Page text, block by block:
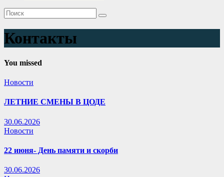
Контакты
You missed
Новости
ЛЕТНИЕ СМЕНЫ В ЦОДЕ
30.06.2026
Новости
22 июня- День памяти и скорби
30.06.2026